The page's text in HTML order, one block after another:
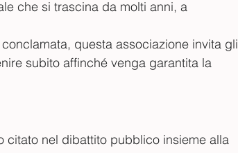
che si trascina da molti anni, a
questa associazione invita gli
subito affinché venga garantita la
citato nel dibattito pubblico insieme alla